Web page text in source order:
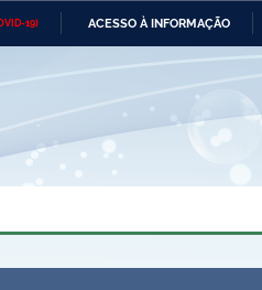
19) ACESSO À INFORMAÇÃO
Ministério das Relações
e
Banco Central do Brasil